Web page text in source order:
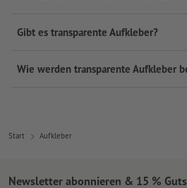
Gibt es transparente Aufkleber?
Wie werden transparente Aufkleber
Start Aufkleber
Newsletter abonnieren & 15 %